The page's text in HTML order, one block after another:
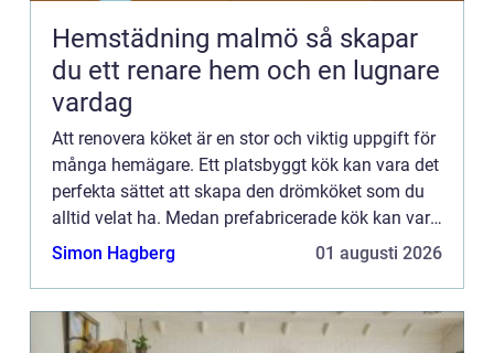
Hemstädning malmö så skapar
du ett renare hem och en lugnare
vardag
Att renovera köket är en stor och viktig uppgift för
många hemägare. Ett platsbyggt kök kan vara det
perfekta sättet att skapa den drömköket som du
alltid velat ha. Medan prefabricerade kök kan vara
...
Simon Hagberg 01 augusti 2026